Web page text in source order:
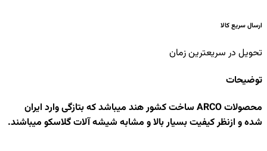
ارسال سریع کالا
تحویل در سریعترین زمان
توضیحات
محصولات ARCO ساخت کشور هند میباشد که بتازگی وارد ایران
شده و ازنظر کیفیت بسیار بالا و مشابه شیشه آلات گلاسکو میباشند.